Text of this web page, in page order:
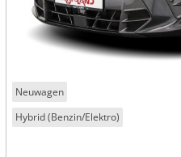
Neuwagen
Hybrid (Benzin/Elektro)